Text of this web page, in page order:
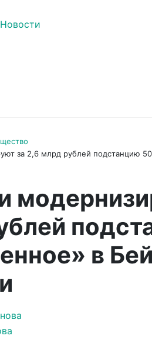
за 2,6 млрд рублей подстанцию
в